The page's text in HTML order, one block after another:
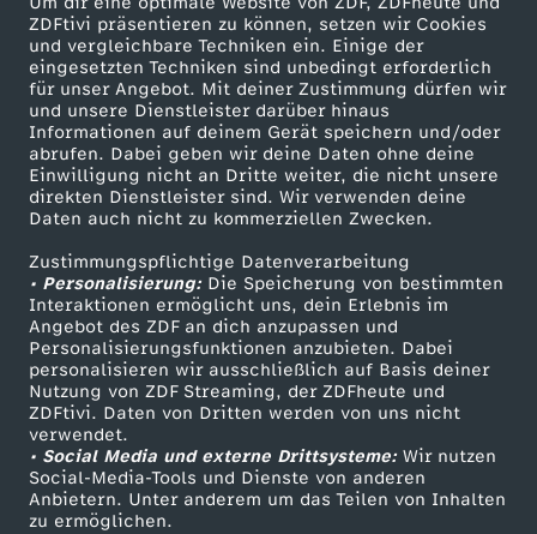
ZDFtivi präsentieren zu können, setzen wir Cookies
und vergleichbare Techniken ein. Einige der
eingesetzten Techniken sind unbedingt erforderlich
für unser Angebot. Mit deiner Zustimmung dürfen wir
und unsere Dienstleister darüber hinaus
Informationen auf deinem Gerät speichern und/oder
abrufen. Dabei geben wir deine Daten ohne deine
Einwilligung nicht an Dritte weiter, die nicht unsere
direkten Dienstleister sind. Wir verwenden deine
Daten auch nicht zu kommerziellen Zwecken.
Zustimmungspflichtige Datenverarbeitung
• Personalisierung:Die Speicherung von bestimmten
Interaktionen ermöglicht uns, dein Erlebnis im
Angebot des ZDF an dich anzupassen und
Personalisierungsfunktionen anzubieten. Dabei
personalisieren wir ausschließlich auf Basis deiner
Nutzung von ZDF Streaming, der ZDFheute und
ZDFtivi. Daten von Dritten werden von uns nicht
verwendet.
• Social Media und externe Drittsysteme:Wir nutzen
Social-Media-Tools und Dienste von anderen
Anbietern. Unter anderem um das Teilen von Inhalten
zu ermöglichen.
t
B
e
r
g
b
l
i
c
Mehr ZDF
ZDF-Apps
Smart TV
ZDFtext
Livestreams
Sendungen A-Z
TV-Programm
Service
ZDFmitreden
Kontakt zum ZDF
Tickets
Zuschauerservice
Hilfe
ZDF Unternehmen
Karriere